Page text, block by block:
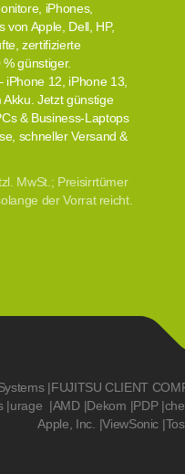
iPhones,
von Apple, Dell, HP,
zertifizierte
günstiger.
12, iPhone 13,
Jetzt günstige
& Business-Laptops
schneller Versand &
MwSt.; Preisirrtümer
der Vorrat reicht.
|FUJITSU CLIENT
|urage |AMD |Dekom |PDP |
Apple, Inc. |ViewSonic |